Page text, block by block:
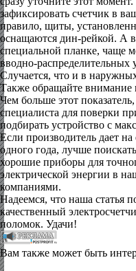
зафиксировать счетчик в
правило, щиты,
оснащаются дин-рейкой. А
специальной планке, чаще
вводно-распределительных
Случается, что и в
Также обращайте внимание
Чем больше этот
специалиста для поверки
подбирать устройство с
Если производитель дает
одного года, лучше
хорошие приборы для
электрической энергии в
компаниями.
Надеемся, что наша статья
качественный
поломок. Удачи!
Вам также может быть